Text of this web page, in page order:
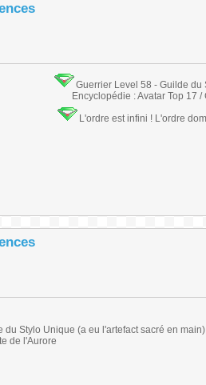
Guerrier Level 58 - Guilde
Encyclopédie : Avatar Top 17 /
L'ordre est infini ! L'ordre
du Stylo Unique (a eu l'artefact sacré en
de l'Aurore